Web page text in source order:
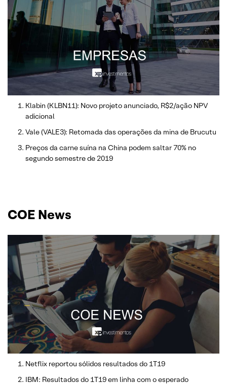
Klabin (KLBN11): Novo projeto anunciado, R$2/ação NPV
adicional
Vale (VALE3): Retomada das operações da mina de Brucutu
Preços da carne suína na China podem saltar 70% no
segundo semestre de 2019
COE News
Netflix reportou sólidos resultados do 1T19
IBM: Resultados do 1T19 em linha com o esperado